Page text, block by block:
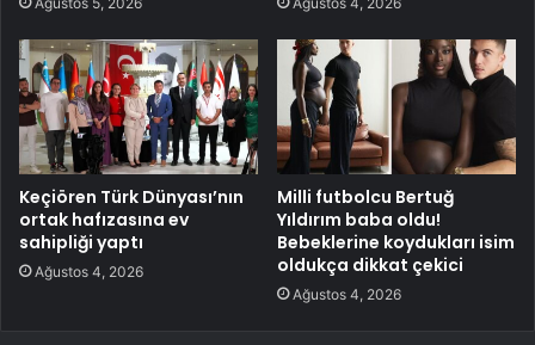
Keçiören Türk Dünyası’nın
ortak hafızasına ev
sahipliği yaptı
Ağustos 4, 2026
Milli futbolcu Bertuğ
Yıldırım baba oldu!
Bebeklerine koydukları isim
oldukça dikkat çekici
Ağustos 4, 2026